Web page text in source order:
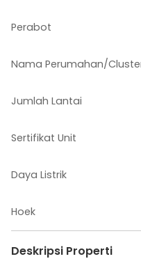
Perabot
Nama Perumahan/
Jumlah Lantai
Sertifikat Unit
Daya Listrik
Hoek
Deskripsi Properti